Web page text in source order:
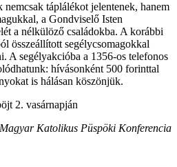
táplálékot jelentenek, hanem
a Gondviselő Isten
a nélkülöző családokba. A korábbi
összeállított segélycsomagokkal
A segélyakcióba a 1356-os telefonos
hívásonként 500 forinttal
is hálásan köszönjük.
2. vasárnapján
Katolikus Püspöki Konferencia